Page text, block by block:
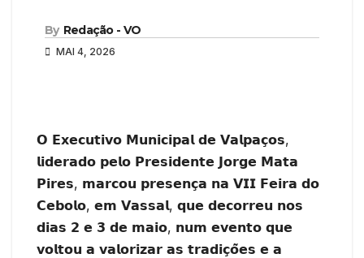
By Redação - VO
MAI 4, 2026
𝗢 𝗘𝘅𝗲𝗰𝘂𝘁𝗶𝘃𝗼 𝗠𝘂𝗻𝗶𝗰𝗶𝗽𝗮𝗹 𝗱𝗲 𝗩𝗮𝗹𝗽𝗮𝗰̧𝗼𝘀,
𝗹𝗶𝗱𝗲𝗿𝗮𝗱𝗼 𝗽𝗲𝗹𝗼 𝗣𝗿𝗲𝘀𝗶𝗱𝗲𝗻𝘁𝗲 𝗝𝗼𝗿𝗴𝗲 𝗠𝗮𝘁𝗮
𝗣𝗶𝗿𝗲𝘀, 𝗺𝗮𝗿𝗰𝗼𝘂 𝗽𝗿𝗲𝘀𝗲𝗻𝗰̧𝗮 𝗻𝗮 𝗩𝗜𝗜 𝗙𝗲𝗶𝗿𝗮 𝗱𝗼
𝗖𝗲𝗯𝗼𝗹𝗼, 𝗲𝗺 𝗩𝗮𝘀𝘀𝗮𝗹, 𝗾𝘂𝗲 𝗱𝗲𝗰𝗼𝗿𝗿𝗲𝘂 𝗻𝗼𝘀
𝗱𝗶𝗮𝘀 𝟮 𝗲 𝟯 𝗱𝗲 𝗺𝗮𝗶𝗼, 𝗻𝘂𝗺 𝗲𝘃𝗲𝗻𝘁𝗼 𝗾𝘂𝗲
𝘃𝗼𝗹𝘁𝗼𝘂 𝗮 𝘃𝗮𝗹𝗼𝗿𝗶𝘇𝗮𝗿 𝗮𝘀 𝘁𝗿𝗮𝗱𝗶𝗰̧𝗼̃𝗲𝘀 𝗲 𝗮